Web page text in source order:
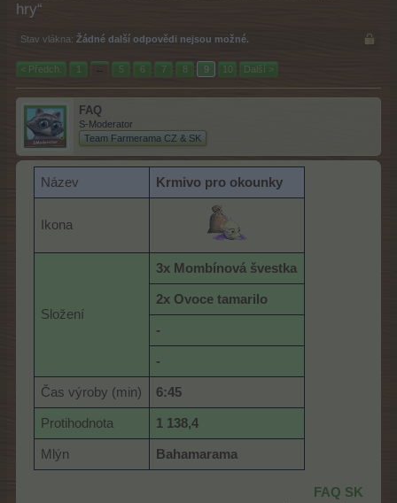
hry“
Stav vlákna: Žádné další odpovědi nejsou možné.
< Předch. 1 ← 5 6 7 8 9 10 Další >
FAQ
S-Moderator
Team Farmerama CZ & SK
Název Krmivo pro okounky
Ikona
Složení
3x Mombínová švestka
2x Ovoce tamarilo
-
-
Čas výroby (min) 6:45
Protihodnota 1 138,4
Mlýn Bahamarama
FAQ SK